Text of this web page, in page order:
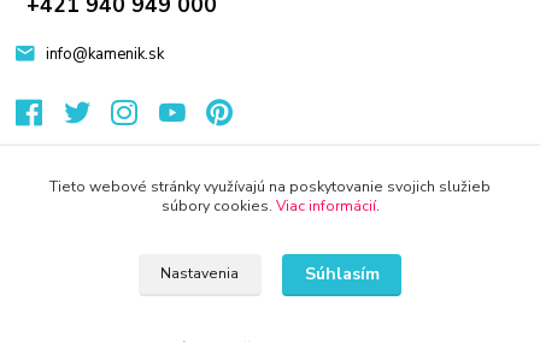
info@kamenik.sk
Tieto webové stránky využívajú na poskytovanie svojich služieb
súbory cookies. Viac informácií.
Nastavenia Súhlasím